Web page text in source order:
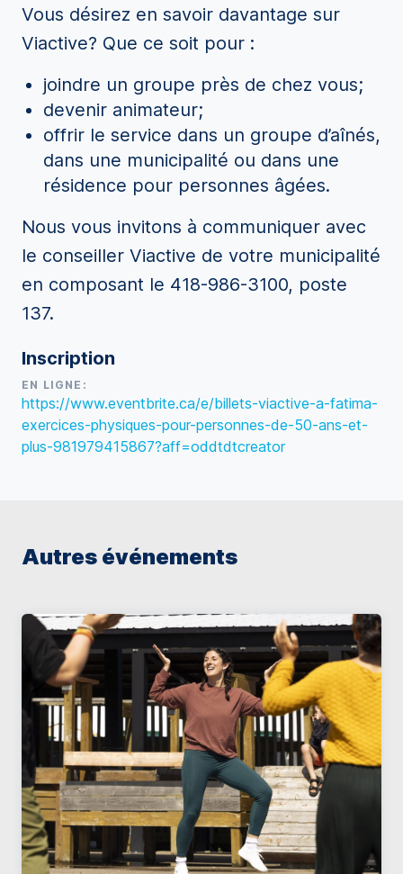
Vous désirez en savoir davantage sur
Viactive? Que ce soit pour :
joindre un groupe près de chez vous;
devenir animateur;
offrir le service dans un groupe d’aînés,
dans une municipalité ou dans une
résidence pour personnes âgées.
Nous vous invitons à communiquer avec
le conseiller Viactive de votre municipalité
en composant le 418-986-3100, poste
137.
Inscription
EN LIGNE:
https://www.eventbrite.ca/e/billets-viactive-a-fatima-
exercices-physiques-pour-personnes-de-50-ans-et-
plus-981979415867?aff=oddtdtcreator
Autres événements